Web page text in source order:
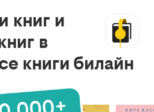
книг и
в
книги билайн